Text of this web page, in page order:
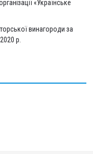
«Українське
винагороди за
р.